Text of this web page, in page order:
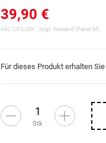
39,90 €
inkl. 20% USt. , zzgl. Versand (Paket M)
Für dieses Produkt erhalten Sie
Stk